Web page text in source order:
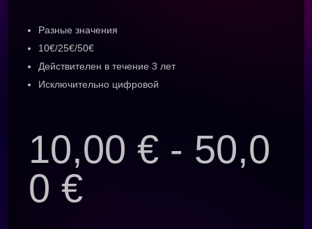
Разные значения
10€/25€/50€
Действителен в течение 3 лет
Исключительно цифровой
10,00€ - 50,0
0€